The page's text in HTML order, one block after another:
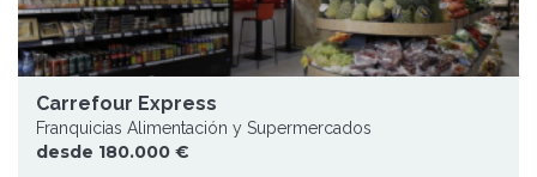
Carrefour Express
Franquicias Alimentación y Supermercados
desde 180.000 €